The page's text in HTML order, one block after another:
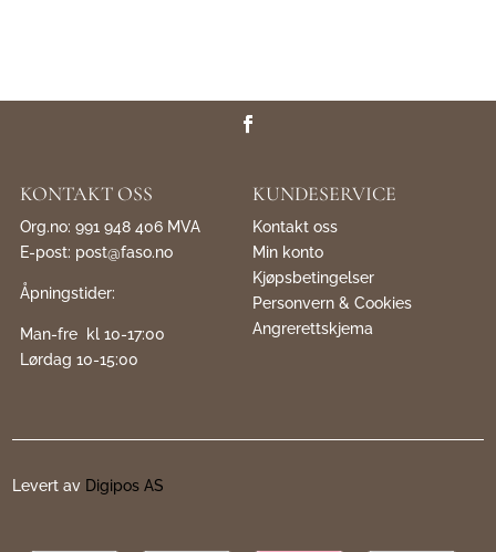
KONTAKT OSS
Org.no: 991 948 406 MVA
E-post: post@faso.no
Åpningstider:
Man-fre kl 10-17:00
Lørdag 10-15:00
KUNDESERVICE
Kontakt oss
Min konto
Kjøpsbetingelser
Personvern & Cookies
Angrerettskjema
Levert av Digipos AS